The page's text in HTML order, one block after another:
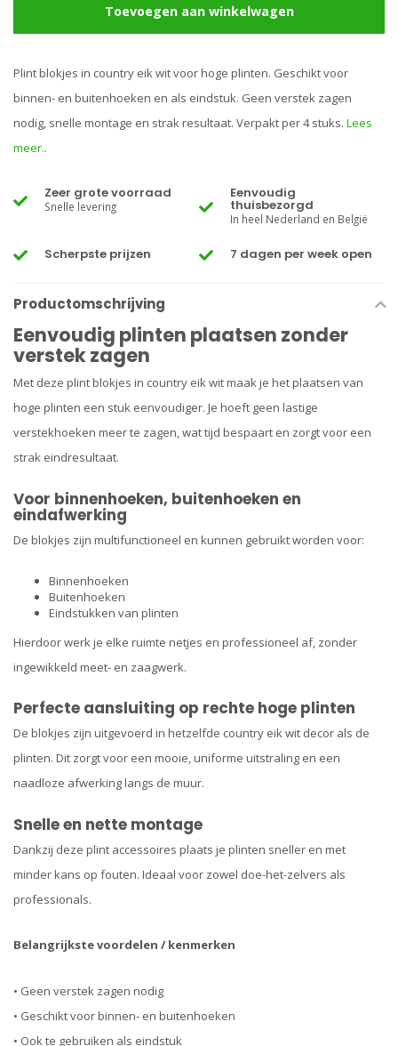
Toevoegen aan winkelwagen
Plint blokjes in country eik wit voor hoge plinten. Geschikt voor
binnen- en buitenhoeken en als eindstuk. Geen verstek zagen
nodig, snelle montage en strak resultaat. Verpakt per 4 stuks. Lees
meer..
Zeer grote voorraad
Snelle levering
Eenvoudig
thuisbezorgd
In heel Nederland en België
Scherpste prijzen 7 dagen per week open
Productomschrijving
Eenvoudig plinten plaatsen zonder
verstek zagen
Met deze plint blokjes in country eik wit maak je het plaatsen van
hoge plinten een stuk eenvoudiger. Je hoeft geen lastige
verstekhoeken meer te zagen, wat tijd bespaart en zorgt voor een
strak eindresultaat.
Voor binnenhoeken, buitenhoeken en
eindafwerking
De blokjes zijn multifunctioneel en kunnen gebruikt worden voor:
Binnenhoeken
Buitenhoeken
Eindstukken van plinten
Hierdoor werk je elke ruimte netjes en professioneel af, zonder
ingewikkeld meet- en zaagwerk.
Perfecte aansluiting op rechte hoge plinten
De blokjes zijn uitgevoerd in hetzelfde country eik wit decor als de
plinten. Dit zorgt voor een mooie, uniforme uitstraling en een
naadloze afwerking langs de muur.
Snelle en nette montage
Dankzij deze plint accessoires plaats je plinten sneller en met
minder kans op fouten. Ideaal voor zowel doe-het-zelvers als
professionals.
Belangrijkste voordelen / kenmerken
• Geen verstek zagen nodig
• Geschikt voor binnen- en buitenhoeken
• Ook te gebruiken als eindstuk